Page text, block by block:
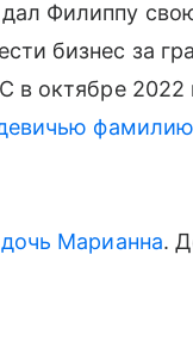
Филиппу
бизнес за
в октябре 2022
фамилию
Марианна.